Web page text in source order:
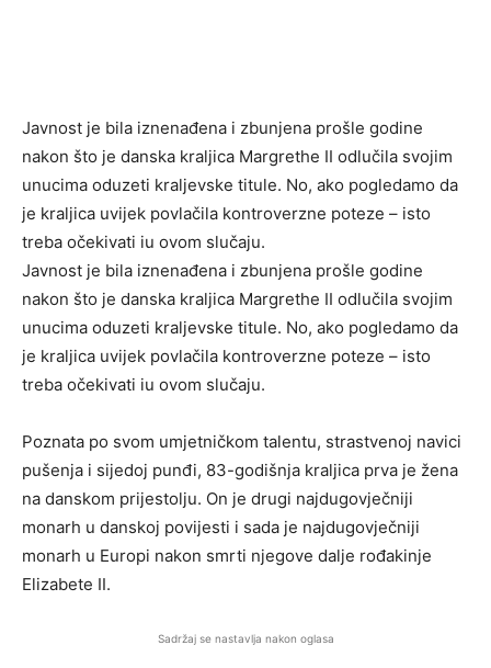
Javnost je bila iznenađena i zbunjena prošle godine
nakon što je danska kraljica Margrethe II odlučila svojim
unucima oduzeti kraljevske titule. No, ako pogledamo da
je kraljica uvijek povlačila kontroverzne poteze – isto
treba očekivati ​​iu ovom slučaju.
Javnost je bila iznenađena i zbunjena prošle godine
nakon što je danska kraljica Margrethe II odlučila svojim
unucima oduzeti kraljevske titule. No, ako pogledamo da
je kraljica uvijek povlačila kontroverzne poteze – isto
treba očekivati ​​iu ovom slučaju.
Poznata po svom umjetničkom talentu, strastvenoj navici
pušenja i sijedoj punđi, 83-godišnja kraljica prva je žena
na danskom prijestolju. On je drugi najdugovječniji
monarh u danskoj povijesti i sada je najdugovječniji
monarh u Europi nakon smrti njegove dalje rođakinje
Elizabete II.
Sadržaj se nastavlja nakon oglasa